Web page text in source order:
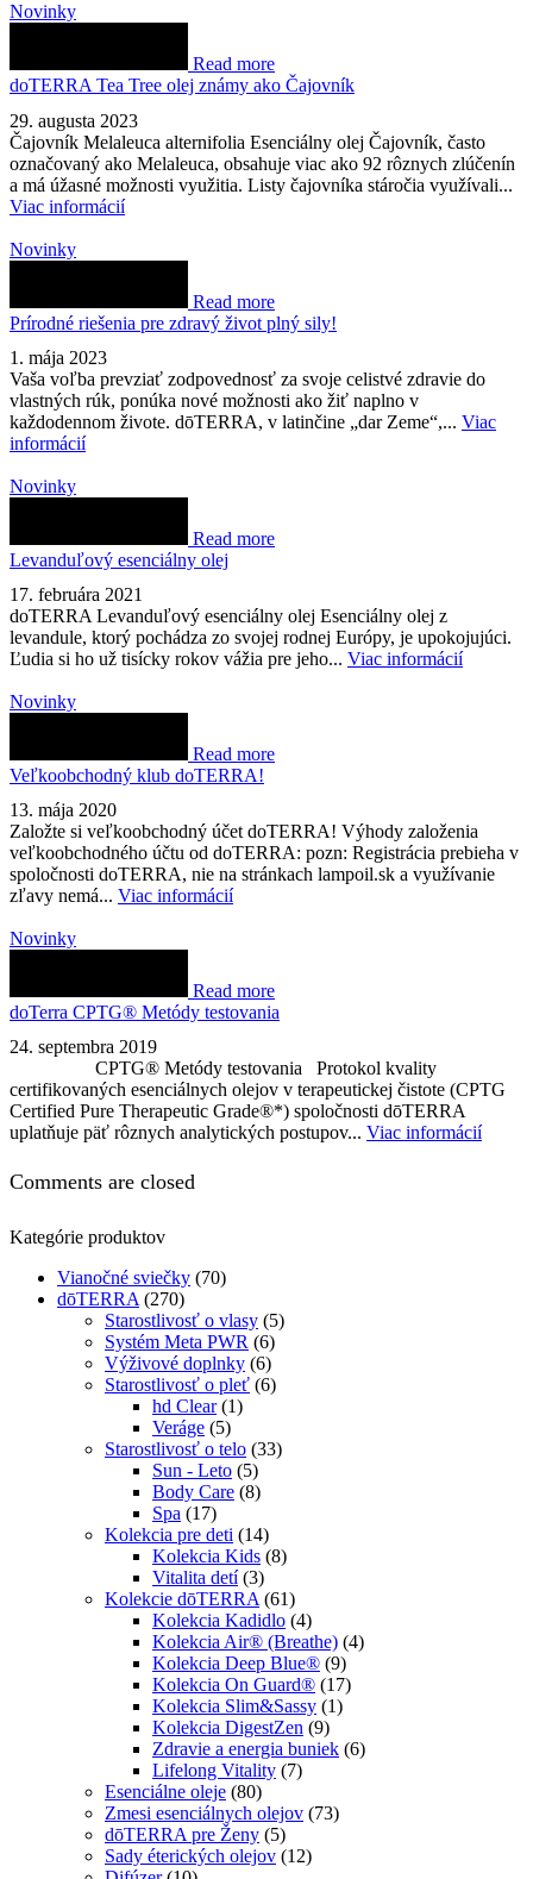
Novinky
Read more
doTERRA Tea Tree olej známy ako Čajovník
29. augusta 2023
Čajovník Melaleuca alternifolia Esenciálny olej Čajovník, často
označovaný ako Melaleuca, obsahuje viac ako 92 rôznych zlúčenín
a má úžasné možnosti využitia. Listy čajovníka stáročia využívali...
Viac informácií
Novinky
Read more
Prírodné riešenia pre zdravý život plný sily!
1. mája 2023
Vaša voľba prevziať zodpovednosť za svoje celistvé zdravie do
vlastných rúk, ponúka nové možnosti ako žiť naplno v
každodennom živote. dōTERRA, v latinčine „dar Zeme“,... Viac
informácií
Novinky
Read more
Levanduľový esenciálny olej
17. februára 2021
doTERRA Levanduľový esenciálny olej Esenciálny olej z
levandule, ktorý pochádza zo svojej rodnej Európy, je upokojujúci.
Ľudia si ho už tisícky rokov vážia pre jeho... Viac informácií
Novinky
Read more
Veľkoobchodný klub doTERRA!
13. mája 2020
Založte si veľkoobchodný účet doTERRA! Výhody založenia
veľkoobchodného účtu od doTERRA: pozn: Registrácia prebieha v
spoločnosti doTERRA, nie na stránkach lampoil.sk a využívanie
zľavy nemá... Viac informácií
Novinky
Read more
doTerra CPTG® Metódy testovania
24. septembra 2019
CPTG® Metódy testovania Protokol kvality
certifikovaných esenciálnych olejov v terapeutickej čistote (CPTG
Certified Pure Therapeutic Grade®*) spoločnosti dōTERRA
uplatňuje päť rôznych analytických postupov... Viac informácií
Comments are closed
Kategórie produktov
Vianočné sviečky (70)
dōTERRA (270)
Starostlivosť o vlasy (5)
Systém Meta PWR (6)
Výživové doplnky (6)
Starostlivosť o pleť (6)
hd Clear (1)
Veráge (5)
Starostlivosť o telo (33)
Sun - Leto (5)
Body Care (8)
Spa (17)
Kolekcia pre deti (14)
Kolekcia Kids (8)
Vitalita detí (3)
Kolekcie dōTERRA (61)
Kolekcia Kadidlo (4)
Kolekcia Air® (Breathe) (4)
Kolekcia Deep Blue® (9)
Kolekcia On Guard® (17)
Kolekcia Slim&Sassy (1)
Kolekcia DigestZen (9)
Zdravie a energia buniek (6)
Lifelong Vitality (7)
Esenciálne oleje (80)
Zmesi esenciálnych olejov (73)
dōTERRA pre Ženy (5)
Sady éterických olejov (12)